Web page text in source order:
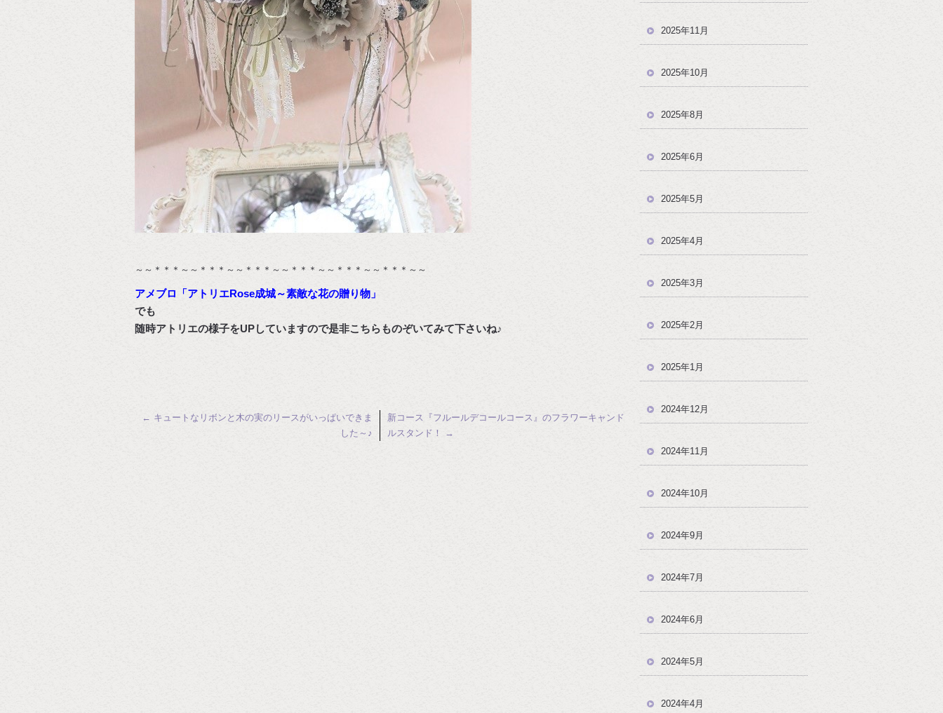
～～＊＊＊～～＊＊＊～～＊＊＊～～＊＊＊～～＊＊＊～～＊＊＊～～
アメブロ「アトリエRose成城～素敵な花の贈り物」
でも
随時アトリエの様子をUPしていますので是非こちらものぞいてみて下さいね♪
← キュートなリボンと木の実のリースがいっぱいできま
した～♪
新コース『フルールデコールコース』のフラワーキャンド
ルスタンド！
→
2025年11月
2025年10月
2025年8月
2025年6月
2025年5月
2025年4月
2025年3月
2025年2月
2025年1月
2024年12月
2024年11月
2024年10月
2024年9月
2024年7月
2024年6月
2024年5月
2024年4月